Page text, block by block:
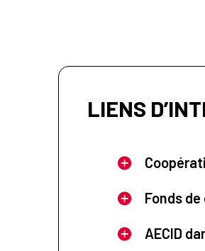
LIENS
Fonds
AECID